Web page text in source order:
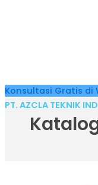
Konsultasi Gratis di
PT. AZCLA TEKNIK